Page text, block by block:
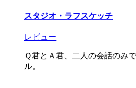
スタジオ・ラフスケッチ
レビュー
Ｑ君とＡ君、二人の会話のみ
ル。